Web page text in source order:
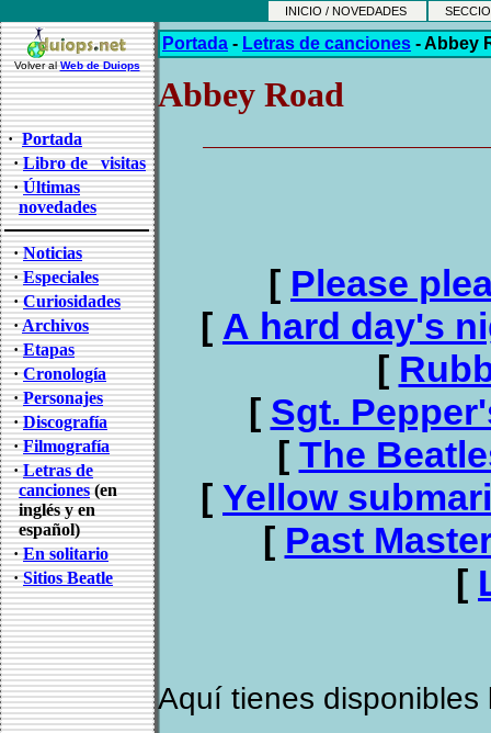
INICIO / NOVEDADES
Volver alWeb de Duiops
· Portada
·Libro de visitas
·Últimas
novedades
·Noticias
·Especiales
·Curiosidades
·Archivos
·Etapas
·Cronología
·Personajes
·Discografía
·Filmografía
·Letras de
canciones(en
inglés y en
español)
·En solitario
·Sitios Beatle
Portada - Letras de canciones - Abbey
Abbey Road
[ Please
[ A hard day's
[
[ Sgt.
[ The
[ Yellow
[ Past
[
Aquí tienes